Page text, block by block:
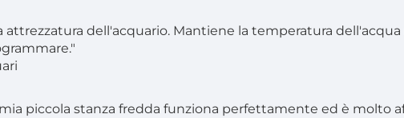
dell'acquario. Mantiene la temperatura
piccola stanza fredda funziona perfettamente ed è molto